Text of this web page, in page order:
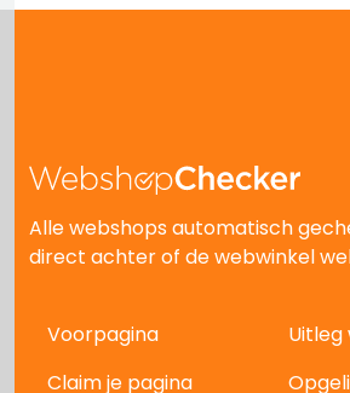
Alle webshops automatisch
direct achter of de webwinkel
Voorpagina
Uitleg
Claim je pagina